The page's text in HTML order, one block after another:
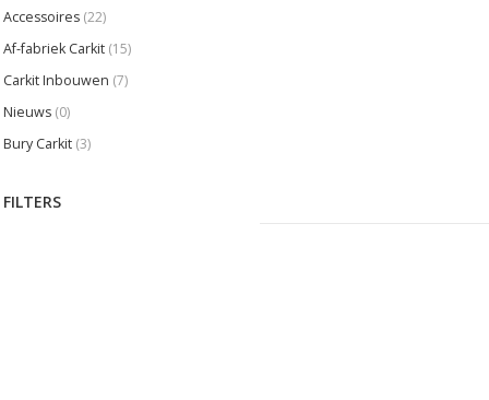
Accessoires (22)
Af-fabriek Carkit (15)
Carkit Inbouwen (7)
Nieuws (0)
Bury Carkit (3)
FILTERS